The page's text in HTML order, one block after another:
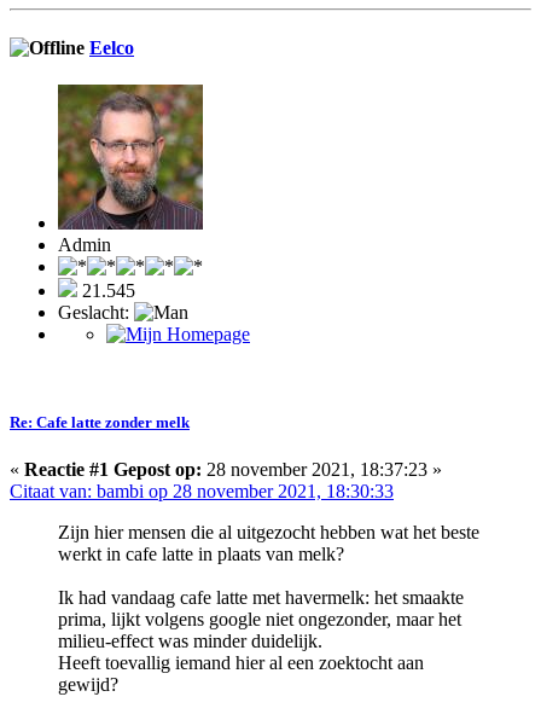
Eelco
Admin
21.545
Geslacht:
Re: Cafe latte zonder melk
« Reactie #1 Gepost op: 28 november 2021, 18:37:23 »
Citaat van: bambi op 28 november 2021, 18:30:33
Zijn hier mensen die al uitgezocht hebben wat het beste
werkt in cafe latte in plaats van melk?
Ik had vandaag cafe latte met havermelk: het smaakte
prima, lijkt volgens google niet ongezonder, maar het
milieu-effect was minder duidelijk.
Heeft toevallig iemand hier al een zoektocht aan
gewijd?